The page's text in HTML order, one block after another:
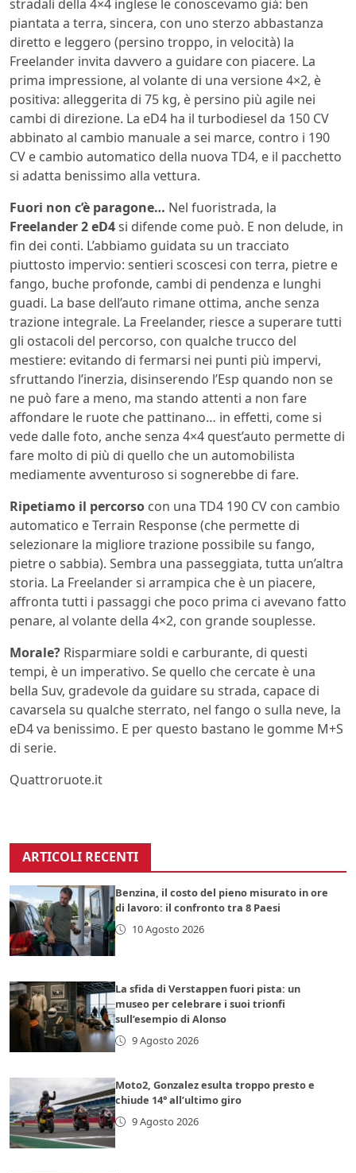
stradali della 4×4 inglese le conoscevamo già: ben
piantata a terra, sincera, con uno sterzo abbastanza
diretto e leggero (persino troppo, in velocità) la
Freelander invita davvero a guidare con piacere. La
prima impressione, al volante di una versione 4×2, è
positiva: alleggerita di 75 kg, è persino più agile nei
cambi di direzione. La eD4 ha il turbodiesel da 150 CV
abbinato al cambio manuale a sei marce, contro i 190
CV e cambio automatico della nuova TD4, e il pacchetto
si adatta benissimo alla vettura.
Fuori non c’è paragone… Nel fuoristrada, la
Freelander 2 eD4si difende come può. E non delude, in
fin dei conti. L’abbiamo guidata su un tracciato
piuttosto impervio: sentieri scoscesi con terra, pietre e
fango, buche profonde, cambi di pendenza e lunghi
guadi. La base dell’auto rimane ottima, anche senza
trazione integrale. La Freelander, riesce a superare tutti
gli ostacoli del percorso, con qualche trucco del
mestiere: evitando di fermarsi nei punti più impervi,
sfruttando l’inerzia, disinserendo l’Esp quando non se
ne può fare a meno, ma stando attenti a non fare
affondare le ruote che pattinano… in effetti, come si
vede dalle foto, anche senza 4×4 quest’auto permette di
fare molto di più di quello che un automobilista
mediamente avventuroso si sognerebbe di fare.
Ripetiamo il percorso con una TD4 190 CV con cambio
automatico e Terrain Response (che permette di
selezionare la migliore trazione possibile su fango,
pietre o sabbia). Sembra una passeggiata, tutta un’altra
storia. La Freelander si arrampica che è un piacere,
affronta tutti i passaggi che poco prima ci avevano fatto
penare, al volante della 4×2, con grande souplesse.
Morale? Risparmiare soldi e carburante, di questi
tempi, è un imperativo. Se quello che cercate è una
bella Suv, gradevole da guidare su strada, capace di
cavarsela su qualche sterrato, nel fango o sulla neve, la
eD4 va benissimo. E per questo bastano le gomme M+S
di serie.
Quattroruote.it
ARTICOLI RECENTI
Benzina, il costo del pieno misurato in ore
di lavoro: il confronto tra 8 Paesi
10 Agosto 2026
La sfida di Verstappen fuori pista: un
museo per celebrare i suoi trionfi
sull’esempio di Alonso
9 Agosto 2026
Moto2, Gonzalez esulta troppo presto e
chiude 14° all’ultimo giro
9 Agosto 2026